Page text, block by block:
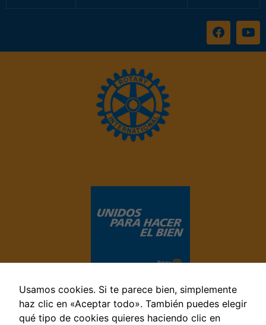
Usamos cookies. Si te parece bien, simplemente
haz clic en «Aceptar todo». También puedes elegir
qué tipo de cookies quieres haciendo clic en
Necesarias
son
Son
necesarias
para que